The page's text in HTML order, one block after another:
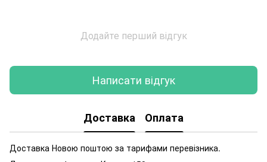
Додайте перший відгук
Написати відгук
Доставка Оплата
Доставка Новою поштою за тарифами перевізника.